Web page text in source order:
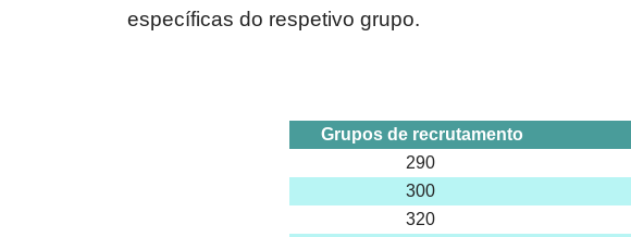
específicas do respetivo grupo.
Grupos de recrutamento
290
300
320